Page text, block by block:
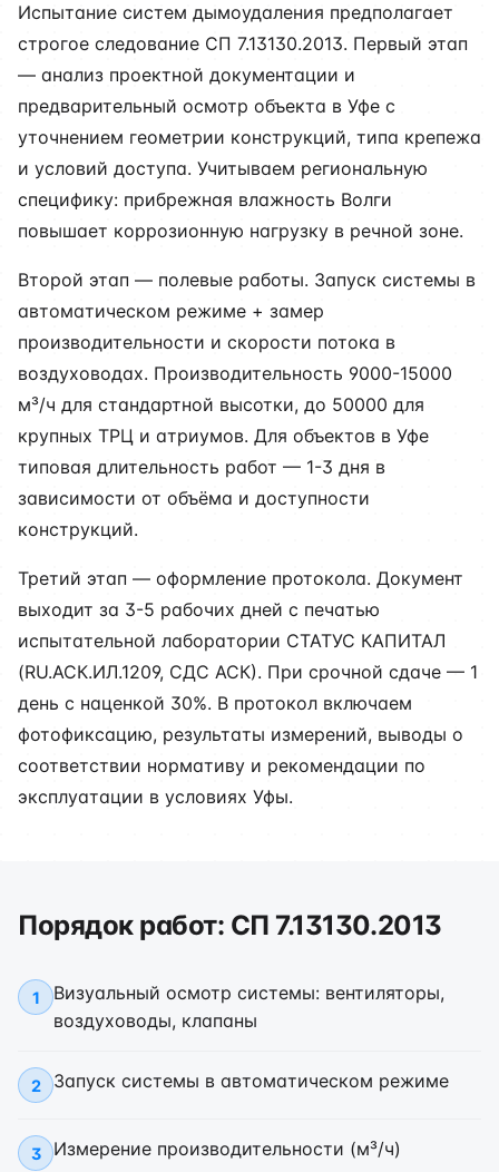
Испытание систем дымоудаления предполагает
строгое следование СП 7.13130.2013. Первый этап
— анализ проектной документации и
предварительный осмотр объекта в Уфе с
уточнением геометрии конструкций, типа крепежа
и условий доступа. Учитываем региональную
специфику: прибрежная влажность Волги
повышает коррозионную нагрузку в речной зоне.
Второй этап — полевые работы. Запуск системы в
автоматическом режиме + замер
производительности и скорости потока в
воздуховодах. Производительность 9000-15000
м³/ч для стандартной высотки, до 50000 для
крупных ТРЦ и атриумов. Для объектов в Уфе
типовая длительность работ — 1-3 дня в
зависимости от объёма и доступности
конструкций.
Третий этап — оформление протокола. Документ
выходит за 3-5 рабочих дней с печатью
испытательной лаборатории СТАТУС КАПИТАЛ
(RU.АСК.ИЛ.1209, СДС АСК). При срочной сдаче — 1
день с наценкой 30%. В протокол включаем
фотофиксацию, результаты измерений, выводы о
соответствии нормативу и рекомендации по
эксплуатации в условиях Уфы.
Порядок работ: СП 7.13130.2013
1
Визуальный осмотр системы: вентиляторы,
воздуховоды, клапаны
2 Запуск системы в автоматическом режиме
3 Измерение производительности (м³/ч)